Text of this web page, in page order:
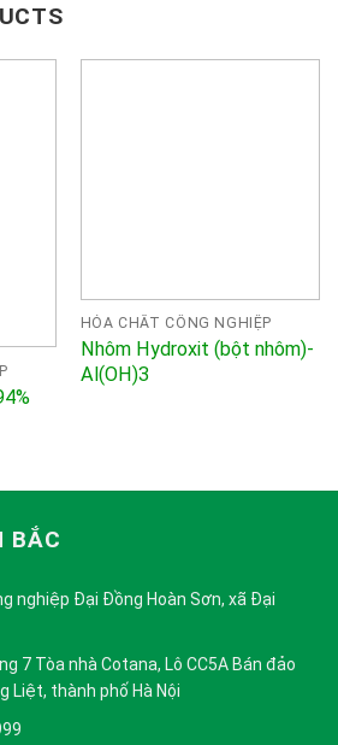
HÓA CHẤT CÔNG NGHIỆP
Nhôm Hydroxit (bột nhôm)-
Al(OH)3
BẮC
nghiệp Đại Đồng Hoàn Sơn, xã Đại
7 Tòa nhà Cotana, Lô CC5A Bán đảo
Liệt, thành phố Hà Nội